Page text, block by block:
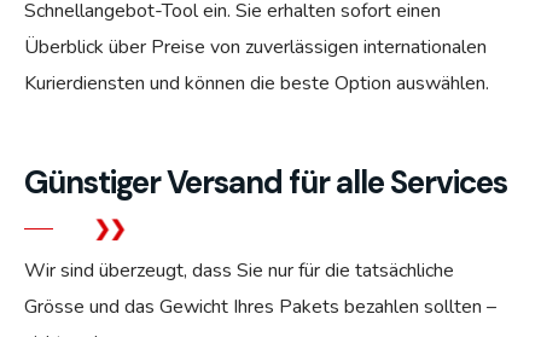
Schnellangebot-Tool ein. Sie erhalten sofort einen
Überblick über Preise von zuverlässigen internationalen
Kurierdiensten und können die beste Option auswählen.
Günstiger Versand für alle Services
Wir sind überzeugt, dass Sie nur für die tatsächliche
Grösse und das Gewicht Ihres Pakets bezahlen sollten –